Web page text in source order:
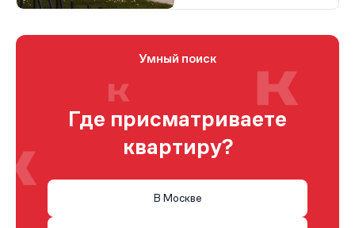
Умный поиск
Где присматриваете
квартиру?
В Москве